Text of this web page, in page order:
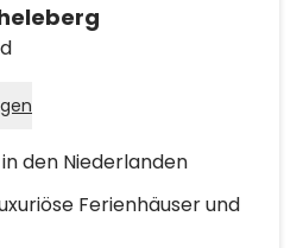
den Niederlanden
Ferienhäuser und